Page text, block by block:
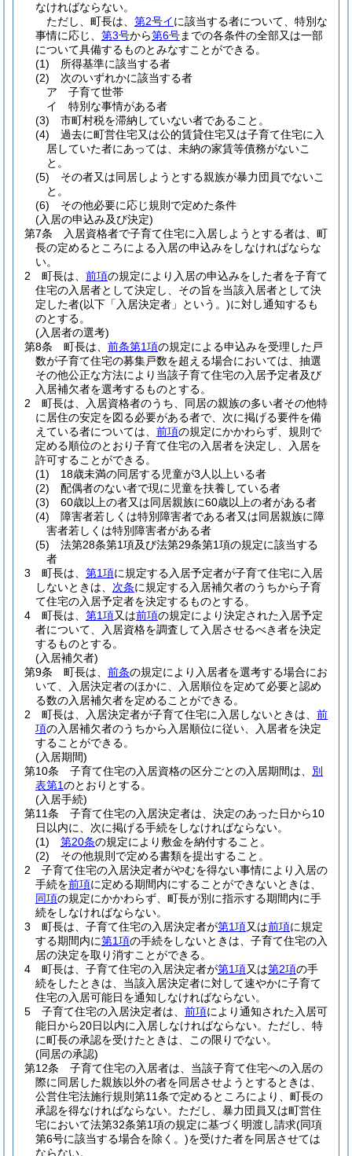
なければならない。
ただし、町長は、 第2号イに該当する者について、特別な
事情に応じ、 第3号から第6号までの各条件の全部又は一部
について具備するものとみなすことができる。
(1)
所得基準に該当する者
(2)
次のいずれかに該当する者
ア
子育て世帯
イ
特別な事情がある者
(3)
市町村税を滞納していない者であること。
(4)
過去に町営住宅又は公的賃貸住宅又は子育て住宅に入
居していた者にあっては、未納の家賃等債務がないこ
と。
(5)
その者又は同居しようとする親族が暴力団員でないこ
と。
(6)
その他必要に応じ規則で定めた条件
(入居の申込み及び決定)
第7条
入居資格者で子育て住宅に入居しようとする者は、町
長の定めるところによる入居の申込みをしなければならな
い。
2
町長は、 前項の規定により入居の申込みをした者を子育て
住宅の入居者として決定し、その旨を当該入居者として決
定した者(以下「入居決定者」という。)に対し通知するも
のとする。
(入居者の選考)
第8条
町長は、 前条第1項の規定による申込みを受理した戸
数が子育て住宅の募集戸数を超える場合においては、抽選
その他公正な方法により当該子育て住宅の入居予定者及び
入居補欠者を選考するものとする。
2
町長は、入居資格者のうち、同居の親族の多い者その他特
に居住の安定を図る必要がある者で、次に掲げる要件を備
えている者については、 前項の規定にかかわらず、規則で
定める順位のとおり子育て住宅の入居者を決定し、入居を
許可することができる。
(1)
18歳未満の同居する児童が3人以上いる者
(2)
配偶者のない者で現に児童を扶養している者
(3)
60歳以上の者又は同居親族に60歳以上の者がある者
(4)
障害者若しくは特別障害者である者又は同居親族に障
害者若しくは特別障害者がある者
(5)
法第28条第1項及び法第29条第1項の規定に該当する
者
3
町長は、 第1項に規定する入居予定者が子育て住宅に入居
しないときは、 次条に規定する入居補欠者のうちから子育
て住宅の入居予定者を決定するものとする。
4
町長は、 第1項又は前項の規定により決定された入居予定
者について、入居資格を調査して入居させるべき者を決定
するものとする。
(入居補欠者)
第9条
町長は、 前条の規定により入居者を選考する場合にお
いて、入居決定者のほかに、入居順位を定めて必要と認め
る数の入居補欠者を定めることができる。
2
町長は、入居決定者が子育て住宅に入居しないときは、 前
項の入居補欠者のうちから入居順位に従い、入居者を決定
することができる。
(入居期間)
第10条
子育て住宅の入居資格の区分ごとの入居期間は、 別
表第1のとおりとする。
(入居手続)
第11条
子育て住宅の入居決定者は、決定のあった日から10
日以内に、次に掲げる手続をしなければならない。
(1)
第20条の規定により敷金を納付すること。
(2)
その他規則で定める書類を提出すること。
2
子育て住宅の入居決定者がやむを得ない事情により入居の
手続を前項に定める期間内にすることができないときは、
同項の規定にかかわらず、町長が別に指示する期間内に手
続をしなければならない。
3
町長は、子育て住宅の入居決定者が第1項又は前項に規定
する期間内に第1項の手続をしないときは、子育て住宅の入
居の決定を取り消すことができる。
4
町長は、子育て住宅の入居決定者が第1項又は第2項の手
続をしたときは、当該入居決定者に対して速やかに子育て
住宅の入居可能日を通知しなければならない。
5
子育て住宅の入居決定者は、 前項により通知された入居可
能日から20日以内に入居しなければならない。 ただし、特
に町長の承認を受けたときは、この限りでない。
(同居の承認)
第12条
子育て住宅の入居者は、当該子育て住宅への入居の
際に同居した親族以外の者を同居させようとするときは、
公営住宅法施行規則第11条で定めるところにより、町長の
承認を得なければならない。 ただし、暴力団員又は町営住
宅において法第32条第1項の規定に基づく明渡し請求(同項
第6号に該当する場合を除く。)を受けた者を同居させては
ならない。